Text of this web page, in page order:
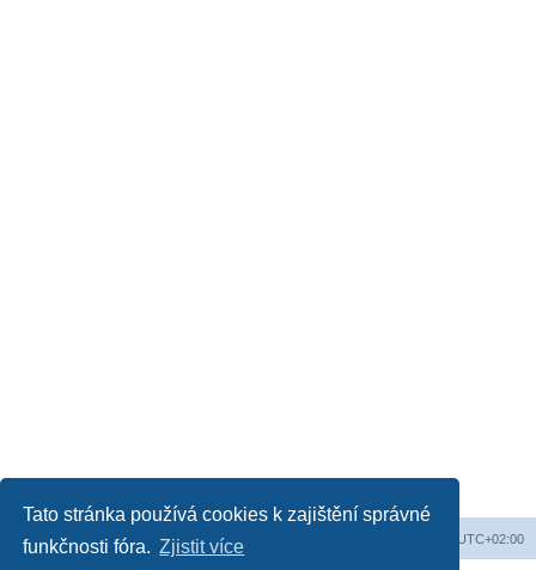
Tato stránka používá cookies k zajištění správné
funkčnosti fóra. Zjistit více
Web Obsah fóra UTC+02:00